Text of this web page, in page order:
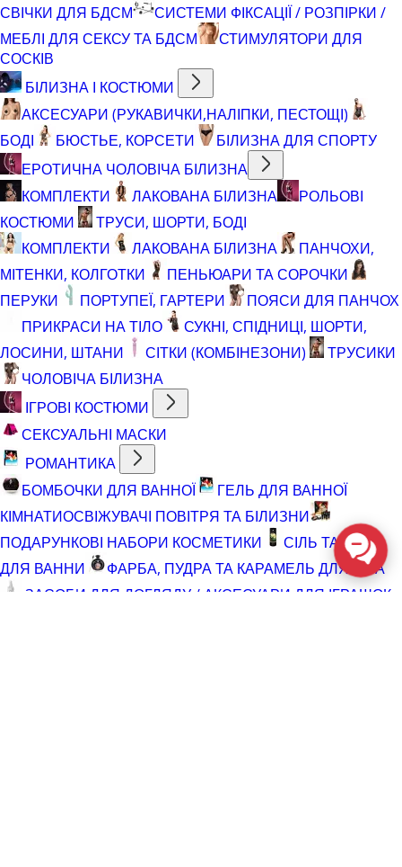
СВІЧКИ ДЛЯ БДСМ
СИСТЕМИ ФІКСАЦІЇ / РОЗПІРКИ /
МЕБЛІ ДЛЯ СЕКСУ ТА БДСМ
СТИМУЛЯТОРИ ДЛЯ
СОСКІВ
БІЛИЗНА І КОСТЮМИ
АКСЕСУАРИ (РУКАВИЧКИ,НАЛІПКИ, ПЕСТОЩІ)
БОДІ
БЮСТЬЕ, КОРСЕТИ
БІЛИЗНА ДЛЯ СПОРТУ
ЕРОТИЧНА ЧОЛОВІЧА БІЛИЗНА
КОМПЛЕКТИ
ЛАКОВАНА БІЛИЗНА
РОЛЬОВІ
КОСТЮМИ
ТРУСИ, ШОРТИ, БОДІ
КОМПЛЕКТИ
ЛАКОВАНА БІЛИЗНА
ПАНЧОХИ,
МІТЕНКИ, КОЛГОТКИ
ПЕНЬЮАРИ ТА СОРОЧКИ
ПЕРУКИ
ПОРТУПЕЇ, ГАРТЕРИ
ПОЯСИ ДЛЯ ПАНЧОХ
ПРИКРАСИ НА ТІЛО
СУКНІ, СПІДНИЦІ, ШОРТИ,
ЛОСИНИ, ШТАНИ
СІТКИ (КОМБІНЕЗОНИ)
ТРУСИКИ
ЧОЛОВІЧА БІЛИЗНА
ІГРОВІ КОСТЮМИ
СЕКСУАЛЬНІ МАСКИ
РОМАНТИКА
БОМБОЧКИ ДЛЯ ВАННОЇ
ГЕЛЬ ДЛЯ ВАННОЇ
КІМНАТИОСВІЖУВАЧІ ПОВІТРЯ ТА БІЛИЗНИ
ПОДАРУНКОВІ НАБОРИ КОСМЕТИКИ
СІЛЬ ТА ПІНА
ДЛЯ ВАННИ
ФАРБА, ПУДРА ТА КАРАМЕЛЬ ДЛЯ ТІЛА
ЗАСОБИ ДЛЯ ДОГЛЯДУ / АКСЕСУАРИ ДЛЯ ІГРАШОК